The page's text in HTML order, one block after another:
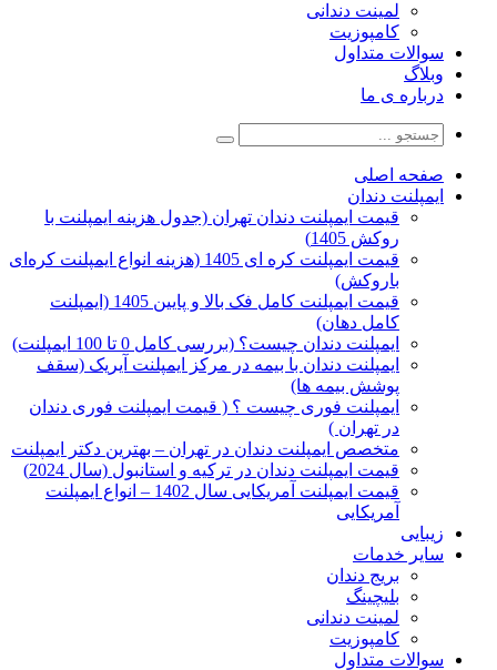
لمینت دندانی
کامپوزیت
سوالات متداول
وبلاگ
درباره ی ما
صفحه اصلی
ایمپلنت دندان
قیمت ایمپلنت دندان تهران (جدول هزینه ایمپلنت با
روکش 1405)
قیمت ایمپلنت کره ای‌ 1405 (هزینه انواع ایمپلنت کره‌ای
با‌روکش)
قیمت ایمپلنت کامل فک بالا و پایین 1405 (ایمپلنت
کامل دهان)
ایمپلنت دندان چیست؟ (بررسی کامل 0 تا 100 ایمپلنت)
ایمپلنت دندان با بیمه در مرکز ایمپلنت آیریک (سقف
پوشش بیمه ها)
ایمپلنت فوری چیست ؟ ( قیمت ایمپلنت فوری دندان
در تهران )
متخصص ایمپلنت دندان در تهران – بهترین دکتر ایمپلنت
قیمت ایمپلنت دندان در ترکیه و استانبول (سال 2024)
قیمت ایمپلنت آمریکایی سال 1402 – انواع ایمپلنت
آمریکایی
زیبایی
سایر خدمات
بریج دندان
بلیچینگ
لمینت دندانی
کامپوزیت
سوالات متداول